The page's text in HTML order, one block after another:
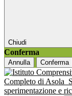
Chiudi
Conferma
Annulla Conferma
Completo di Asola
sperimentazione e